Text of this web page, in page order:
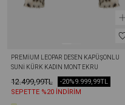
PREMIUM LEOPAR DESEN KAPÜŞONLU
SUNI KÜRK KADIN MONT EKRU
12.499,99TL 9.999,99TL
-20%
SEPETTE %20 İNDİRİM